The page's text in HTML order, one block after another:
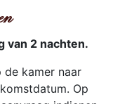
van 2 nachten.
de kamer naar
Op